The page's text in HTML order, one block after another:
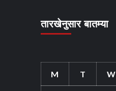
तारखेनुसार बातम्या
M T W